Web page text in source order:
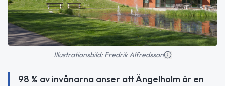
Illustrationsbild: Fredrik Alfredsson
98 % av invånarna anser att Ängelholm är en